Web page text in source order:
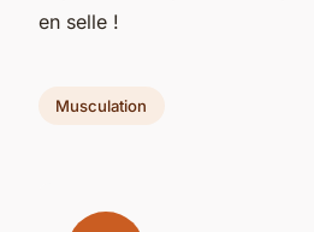
en selle !
Musculation